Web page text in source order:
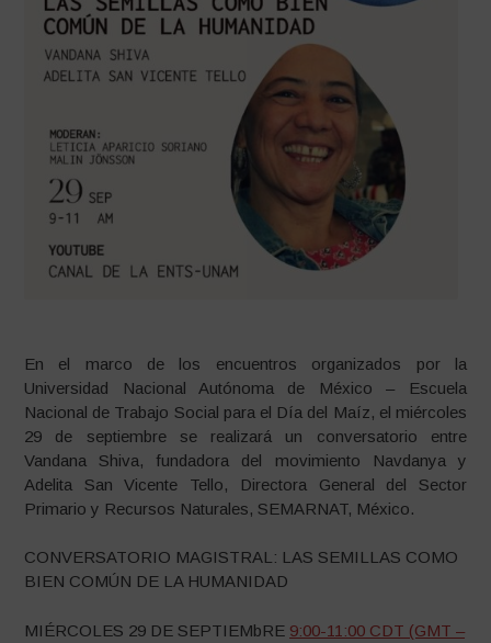
En el marco de los encuentros organizados por la
Universidad Nacional Autónoma de México – Escuela
Nacional de Trabajo Social para el Día del Maíz, el miércoles
29 de septiembre se realizará un conversatorio entre
Vandana Shiva, fundadora del movimiento Navdanya y
Adelita San Vicente Tello, Directora General del Sector
Primario y Recursos Naturales, SEMARNAT, México.
CONVERSATORIO MAGISTRAL: LAS SEMILLAS COMO
BIEN COMÚN DE LA HUMANIDAD
MIÉRCOLES 29 DE SEPTIEMbRE 9:00-11:00 CDT (GMT –